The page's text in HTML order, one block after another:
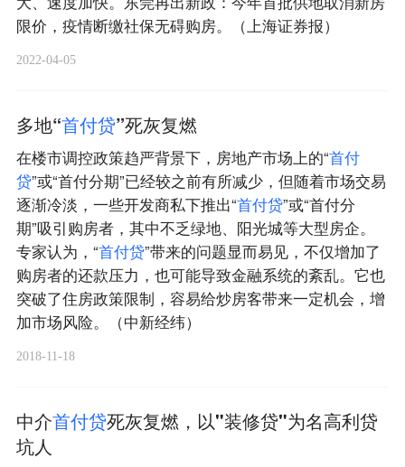
限价，疫情断缴社保无碍购房。（上海证券报）
2022-04-05
多地“首付贷”死灰复燃
在楼市调控政策趋严背景下，房地产市场上的“首付
贷”或“首付分期”已经较之前有所减少，但随着市场交易
逐渐冷淡，一些开发商私下推出“首付贷”或“首付分
期”吸引购房者，其中不乏绿地、阳光城等大型房企。
专家认为，“首付贷”带来的问题显而易见，不仅增加了
购房者的还款压力，也可能导致金融系统的紊乱。它也
突破了住房政策限制，容易给炒房客带来一定机会，增
加市场风险。（中新经纬）
2018-11-18
中介首付贷死灰复燃，以"装修贷"为名高利贷
坑人